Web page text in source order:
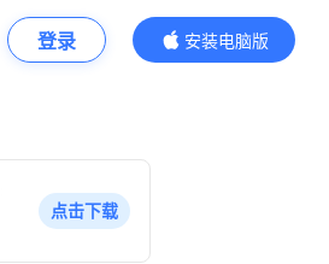
登录
安装电脑版
内容更精彩
点击下载